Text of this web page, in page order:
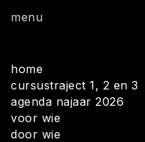
menu
home
cursustraject 1, 2 en 3
agenda najaar 2026
voor wie
door wie